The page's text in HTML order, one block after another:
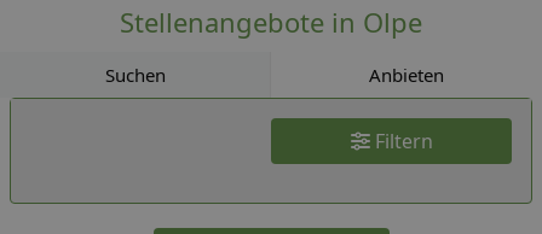
Stellenangebote in Olpe
Suchen Anbieten
Filtern